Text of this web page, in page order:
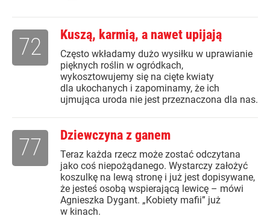
Kuszą, karmią, a nawet upijają
Często wkładamy dużo wysiłku w uprawianie
pięknych roślin w ogródkach,
wykosztowujemy się na cięte kwiaty
dla ukochanych i zapominamy, że ich
ujmująca uroda nie jest przeznaczona dla nas.
72
Dziewczyna z ganem
Teraz każda rzecz może zostać odczytana
jako coś niepożądanego. Wystarczy założyć
koszulkę na lewą stronę i już jest dopisywane,
że jesteś osobą wspierającą lewicę – mówi
Agnieszka Dygant. „Kobiety mafii” już
w kinach.
77